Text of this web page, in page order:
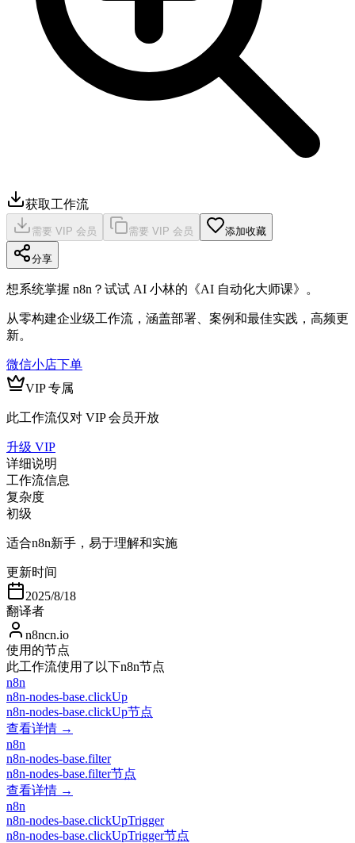
获取工作流
需要 VIP 会员 需要 VIP 会员 添加收藏
分享
想系统掌握 n8n？试试 AI 小林的《AI 自动化大师课》。
从零构建企业级工作流，涵盖部署、案例和最佳实践，高频更
新。
微信小店下单
VIP 专属
此工作流仅对 VIP 会员开放
升级 VIP
详细说明
工作流信息
复杂度
初级
适合n8n新手，易于理解和实施
更新时间
2025/8/18
翻译者
n8ncn.io
使用的节点
此工作流使用了以下n8n节点
n8n
n8n-nodes-base.clickUp
n8n-nodes-base.clickUp节点
查看详情 →
n8n
n8n-nodes-base.filter
n8n-nodes-base.filter节点
查看详情 →
n8n
n8n-nodes-base.clickUpTrigger
n8n-nodes-base.clickUpTrigger节点